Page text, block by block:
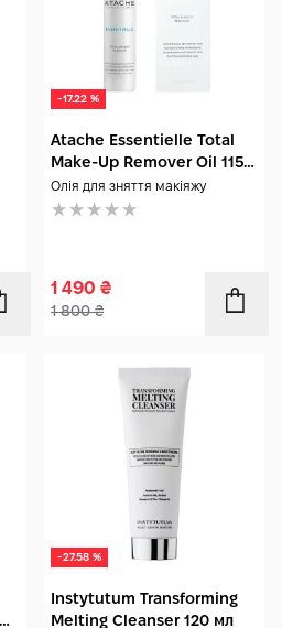
-17.22 %
Atache Essentielle Total
Make-Up Remover Oil 115
мл
Олія для зняття макіяжу
1 490 ₴
1 800₴
-27.58 %
Instytutum Transforming
Melting Cleanser 120 мл